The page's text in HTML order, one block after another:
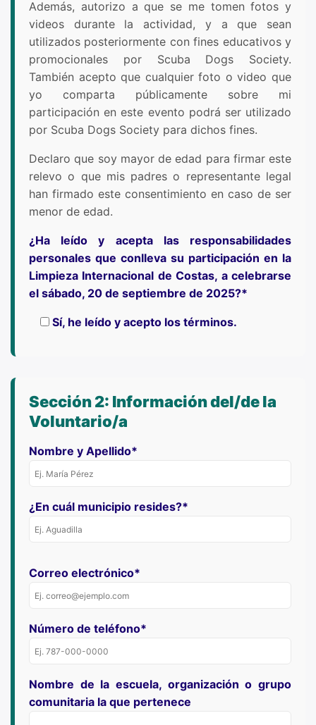
Además, autorizo a que se me tomen fotos y
videos durante la actividad, y a que sean
utilizados posteriormente con fines educativos y
promocionales por Scuba Dogs Society.
También acepto que cualquier foto o video que
yo comparta públicamente sobre mi
participación en este evento podrá ser utilizado
por Scuba Dogs Society para dichos fines.
Declaro que soy mayor de edad para firmar este
relevo o que mis padres o representante legal
han firmado este consentimiento en caso de ser
menor de edad.
¿Ha leído y acepta las responsabilidades
personales que conlleva su participación en la
Limpieza Internacional de Costas, a celebrarse
el sábado, 20 de septiembre de 2025?*
Sí, he leído y acepto los términos.
Sección 2: Información del/de la
Voluntario/a
Nombre y Apellido*
¿En cuál municipio resides?*
Correo electrónico*
Número de teléfono*
Nombre de la escuela, organización o grupo
comunitaria la que pertenece